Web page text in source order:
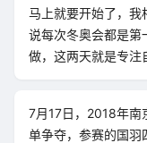
马上就要开始了，我
说每次冬奥会都是第
做，这两天就是专注
7月17日，2018年南
单争夺，参赛的国羽